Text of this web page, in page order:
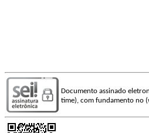
Documento assinado
time), com fundamento no